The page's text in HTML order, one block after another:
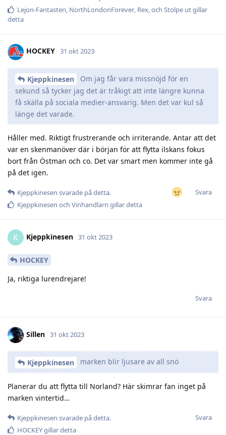
Lejon-Fantasten NorthLondonForever Rex , och Stolpe utgillar
detta
HOCKEY 31 okt 2023
Kjeppkinesen
Om jag får vara missnöjd för en
sekund så tycker jag det är tråkigt att inte längre kunna
få skälla på sociala medier-ansvarig. Men det var kul så
länge det varade.
Håller med. Riktigt frustrerande och irriterande. Antar att det
var en skenmanöver där i början för att flytta ilskans fokus
bort från Östman och co. Det var smart men kommer inte gå
på det igen.
Svara
Kjeppkinesen svarade på detta.
Kjeppkinesen och Vinhandlarn gillar detta
K Kjeppkinesen 31 okt 2023
HOCKEY
Ja, riktiga lurendrejare!
Svara
Sillen 31 okt 2023
Kjeppkinesen marken blir ljusare av all snö
Planerar du att flytta till Norland? Här skimrar fan inget på
marken vintertid…
Svara
Kjeppkinesen svarade på detta.
HOCKEYgillar detta